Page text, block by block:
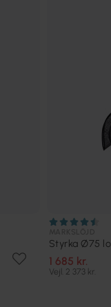
Styrka Ø75
1 685 kr.
Vejl. 2 373 kr.